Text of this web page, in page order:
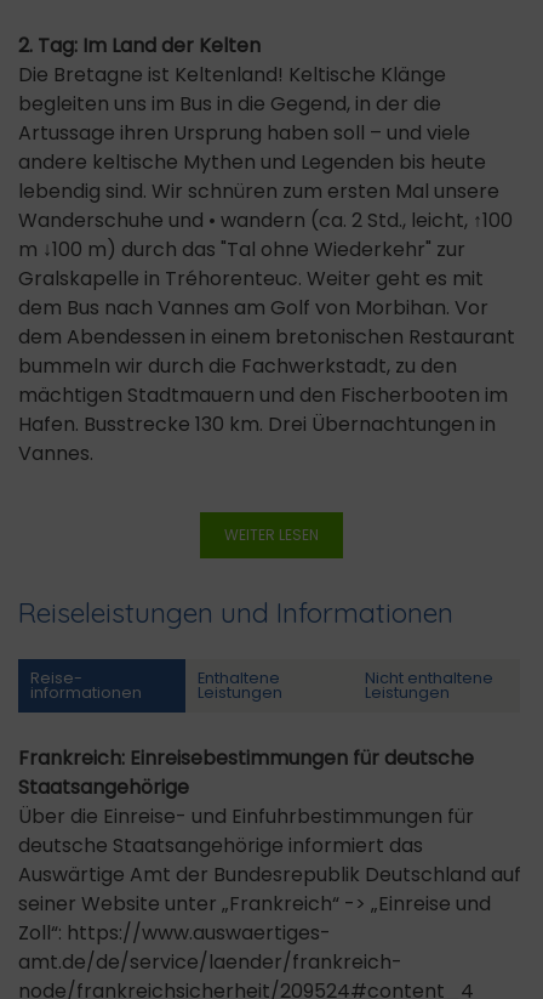
2. Tag: Im Land der Kelten
Die Bretagne ist Keltenland! Keltische Klänge
begleiten uns im Bus in die Gegend, in der die
Artussage ihren Ursprung haben soll – und viele
andere keltische Mythen und Legenden bis heute
lebendig sind. Wir schnüren zum ersten Mal unsere
Wanderschuhe und • wandern (ca. 2 Std., leicht, ↑100
m ↓100 m) durch das "Tal ohne Wiederkehr" zur
Gralskapelle in Tréhorenteuc. Weiter geht es mit
dem Bus nach Vannes am Golf von Morbihan. Vor
dem Abendessen in einem bretonischen Restaurant
bummeln wir durch die Fachwerkstadt, zu den
mächtigen Stadtmauern und den Fischerbooten im
Hafen. Busstrecke 130 km. Drei Übernachtungen in
Vannes.
WEITER LESEN
Reiseleistungen und Informationen
Reise­
informationen
Enthaltene
Leistungen
Nicht enthaltene
Leistungen
Frankreich: Einreisebestimmungen für deutsche
Staatsangehörige
Über die Einreise- und Einfuhrbestimmungen für
deutsche Staatsangehörige informiert das
Auswärtige Amt der Bundesrepublik Deutschland auf
seiner Website unter „Frankreich“ -> „Einreise und
Zoll“: https://www.auswaertiges-
amt.de/de/service/laender/frankreich-
node/frankreichsicherheit/209524#content_4